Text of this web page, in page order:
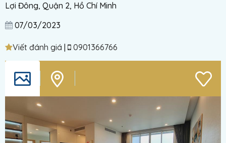
Lợi Đông, Quận 2, Hồ Chí Minh
07/03/2023
Viết đánh giá | 0901366766